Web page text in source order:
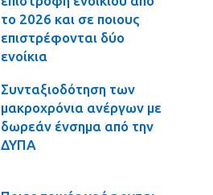
το 2026 και σε ποιους
επιστρέφονται δύο
ενοίκια
Συνταξιοδότηση των
μακροχρόνια ανέργων με
δωρεάν ένσημα από την
ΔΥΠΑ